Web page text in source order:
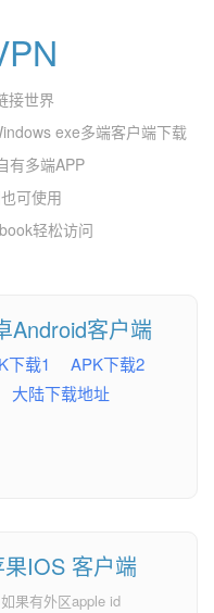
接世界
exe多端客户端下载
有多端APP
可使用
轻松访问
Android客户端
下载1
APK下载2
大陆下载地址
果IOS 客户端
如果有外区apple id